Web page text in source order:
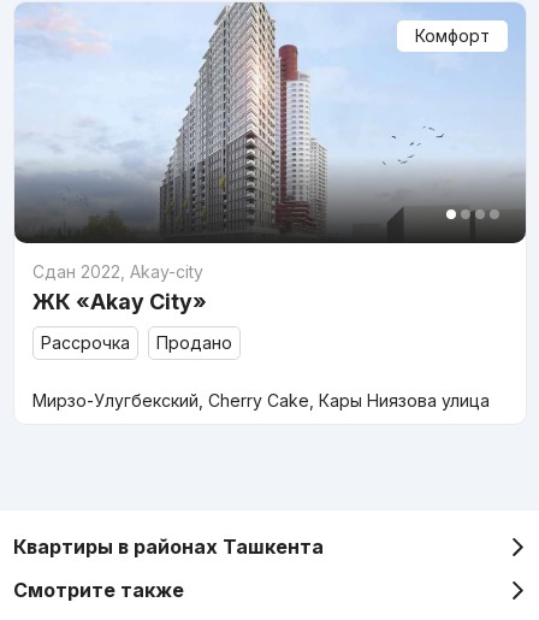
Комфорт
Сдан 2022 Akay-city
ЖК «Akay City»
Рассрочка Продано
Мирзо-Улугбекский, Cherry Cake, Кары Ниязова улица
Квартиры в районах Ташкента
Смотрите также